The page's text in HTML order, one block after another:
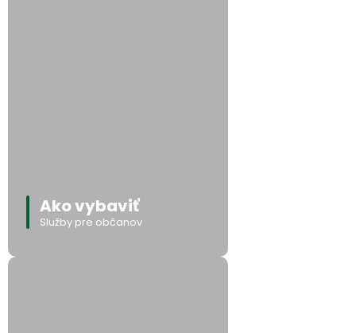
Ako vybaviť
Služby pre občanov